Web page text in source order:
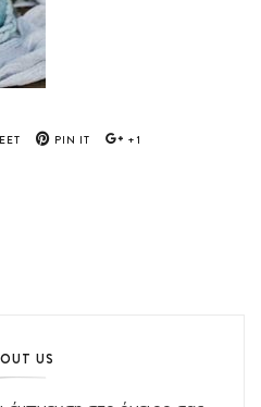
PIN IT +1
US